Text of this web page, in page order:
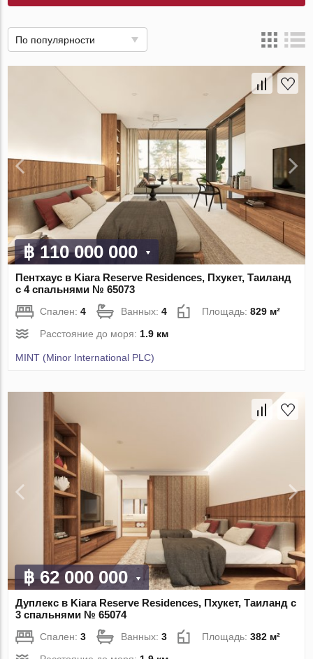
По популярности
฿ 110 000 000
Пентхаус в Kiara Reserve Residences, Пхукет, Таиланд
с 4 спальнями № 65073
Спален:4 Ванных:4 Площадь:829 м²
Расстояние до моря: 1.9 км
MINT (Minor International PLC)
฿ 62 000 000
Дуплекс в Kiara Reserve Residences, Пхукет, Таиланд с
3 спальнями № 65074
Спален:3 Ванных:3 Площадь:382 м²